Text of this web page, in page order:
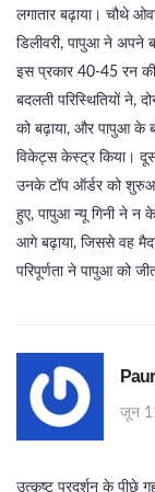
लगातार बढ़ाया। चौथे
डिलीवरी, पापुआ ने अपने
इस प्रकार 40‑45 रन
बदलती परिस्थितियों ने,
को बढ़ाया, और पापुआ के
विकेट्स केस्ट्र किया।
उनके टॉप ऑर्डर को
हुए, पापुआ न्यू गिनी ने न
आगे बढ़ाया, जिससे वह
परिपूर्णता ने पापुआ को
जून
उत्कृष्ट प्रदर्शन के पीछे